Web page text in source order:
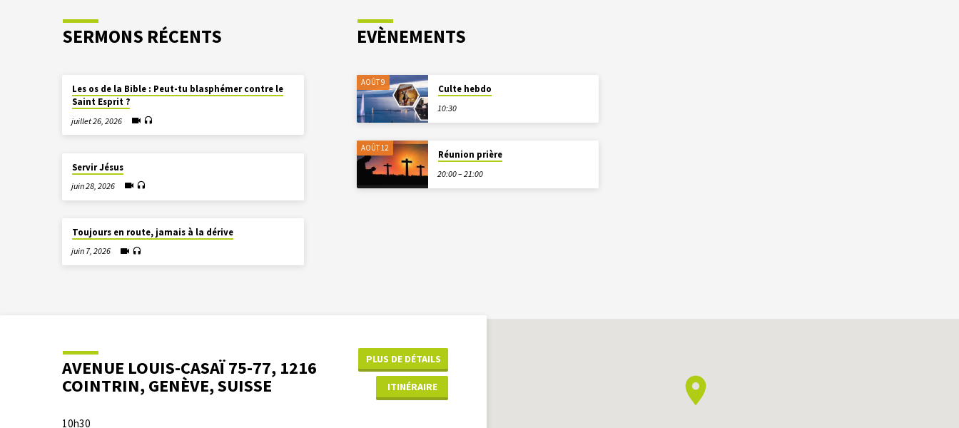
SERMONS RÉCENTS
Les os de la Bible : Peut-tu blasphémer contre le
Saint Esprit ?
juillet 26, 2026
Servir Jésus
juin 28, 2026
Toujours en route, jamais à la dérive
juin 7, 2026
EVÈNEMENTS
AOÛT 9
Culte hebdo
10:30
AOÛT 12
Réunion prière
20:00 – 21:00
AVENUE LOUIS-CASAÏ 75-77, 1216
COINTRIN, GENÈVE, SUISSE
PLUS DE DÉTAILS
ITINÉRAIRE
10h30